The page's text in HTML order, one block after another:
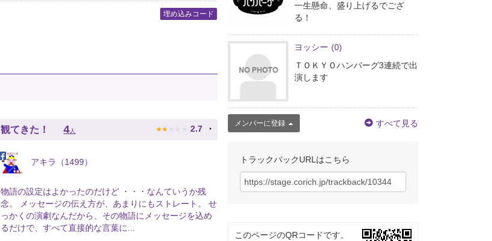
埋め込みコード
観てきた！ 4 人 ★ ★ ★ ★ ★ 2.7
アキラ（1499）
物語の設定はよかったのだけど ・・・なんていうか残
念。 メッセージの伝え方が、あまりにもストレート。 せ
っかくの演劇なんだから、その物語にメッセージを込め
るだけで、すべて直接的な言葉に...
一生懸命、盛り上げるでござ
る！
ヨッシー (0)
ＴＯＫＹＯハンバーグ3連続で出
演します
メンバーに登録 すべて見る
トラックバックURLはこちら
このページのQRコードです。